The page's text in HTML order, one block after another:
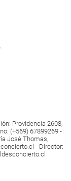
Providencia 2608,
(+569) 67899269 -
José Thomas,
- Director: